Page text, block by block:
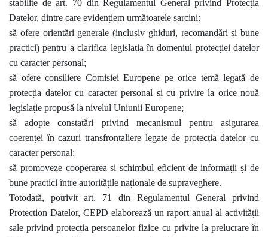
stabilite de art. 70 din Regulamentul General privind Protecția
Datelor, dintre care evidențiem următoarele sarcini:
să ofere orientări generale (inclusiv ghiduri, recomandări și bune
practici) pentru a clarifica legislația în domeniul protecției datelor
cu caracter personal;
să ofere consiliere Comisiei Europene pe orice temă legată de
protecția datelor cu caracter personal și cu privire la orice nouă
legislație propusă la nivelul Uniunii Europene;
să adopte constatări privind mecanismul pentru asigurarea
coerenței în cazuri transfrontaliere legate de protecția datelor cu
caracter personal;
să promoveze cooperarea și schimbul eficient de informații și de
bune practici între autoritățile naționale de supraveghere.
Totodată, potrivit art. 71 din Regulamentul General privind
Protection Datelor, CEPD elaborează un raport anual al activității
sale privind protecția persoanelor fizice cu privire la prelucrare în